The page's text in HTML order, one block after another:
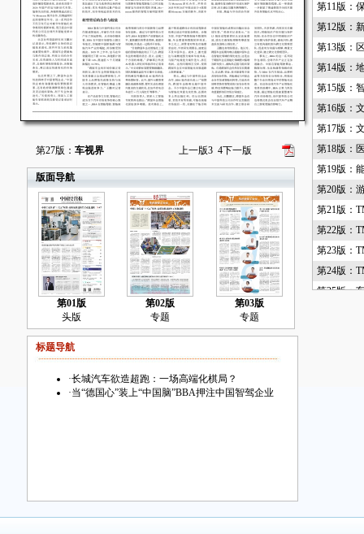
第27版： 车视界 上一版3 4下一版
版面导航
第01版
头版
第02版
专题
第03版
专题
标题导航
·长城汽车欲造超跑：一场高端化棋局？
·当“德国心”装上“中国脑”BBA押注中国智驾企业
第11版：
第12版：
第13版：
第14版：
第15版：
第16版：
第17版：
第18版：
第19版：
第20版：
第21版：
第22版：
第23版：
第24版：
第25版：